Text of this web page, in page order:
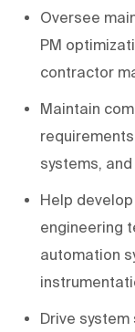
Oversee
PM
contractor
Maintain
systems,
Help
engineering
automation
Drive